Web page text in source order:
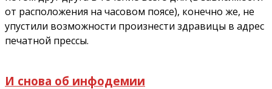
от расположения на часовом поясе), конечно же, не
упустили возможности произнести здравицы в адрес
печатной прессы.
И снова об инфодемии